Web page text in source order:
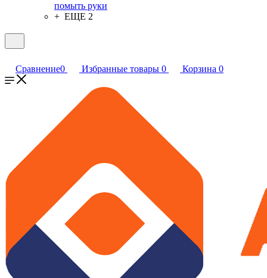
помыть руки
+ ЕЩЕ 2
Сравнение0 Избранные товары 0 Корзина 0